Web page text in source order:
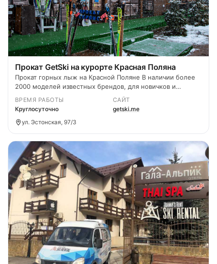
Прокат GetSki на курорте Красная Поляна
Прокат горных лыж на Красной Поляне В наличии более
2000 моделей известных брендов, для новичков и
продвинутых лыжников.
ВРЕМЯ РАБОТЫ
Круглосуточно
САЙТ
getski.me
ул. Эстонская, 97/3